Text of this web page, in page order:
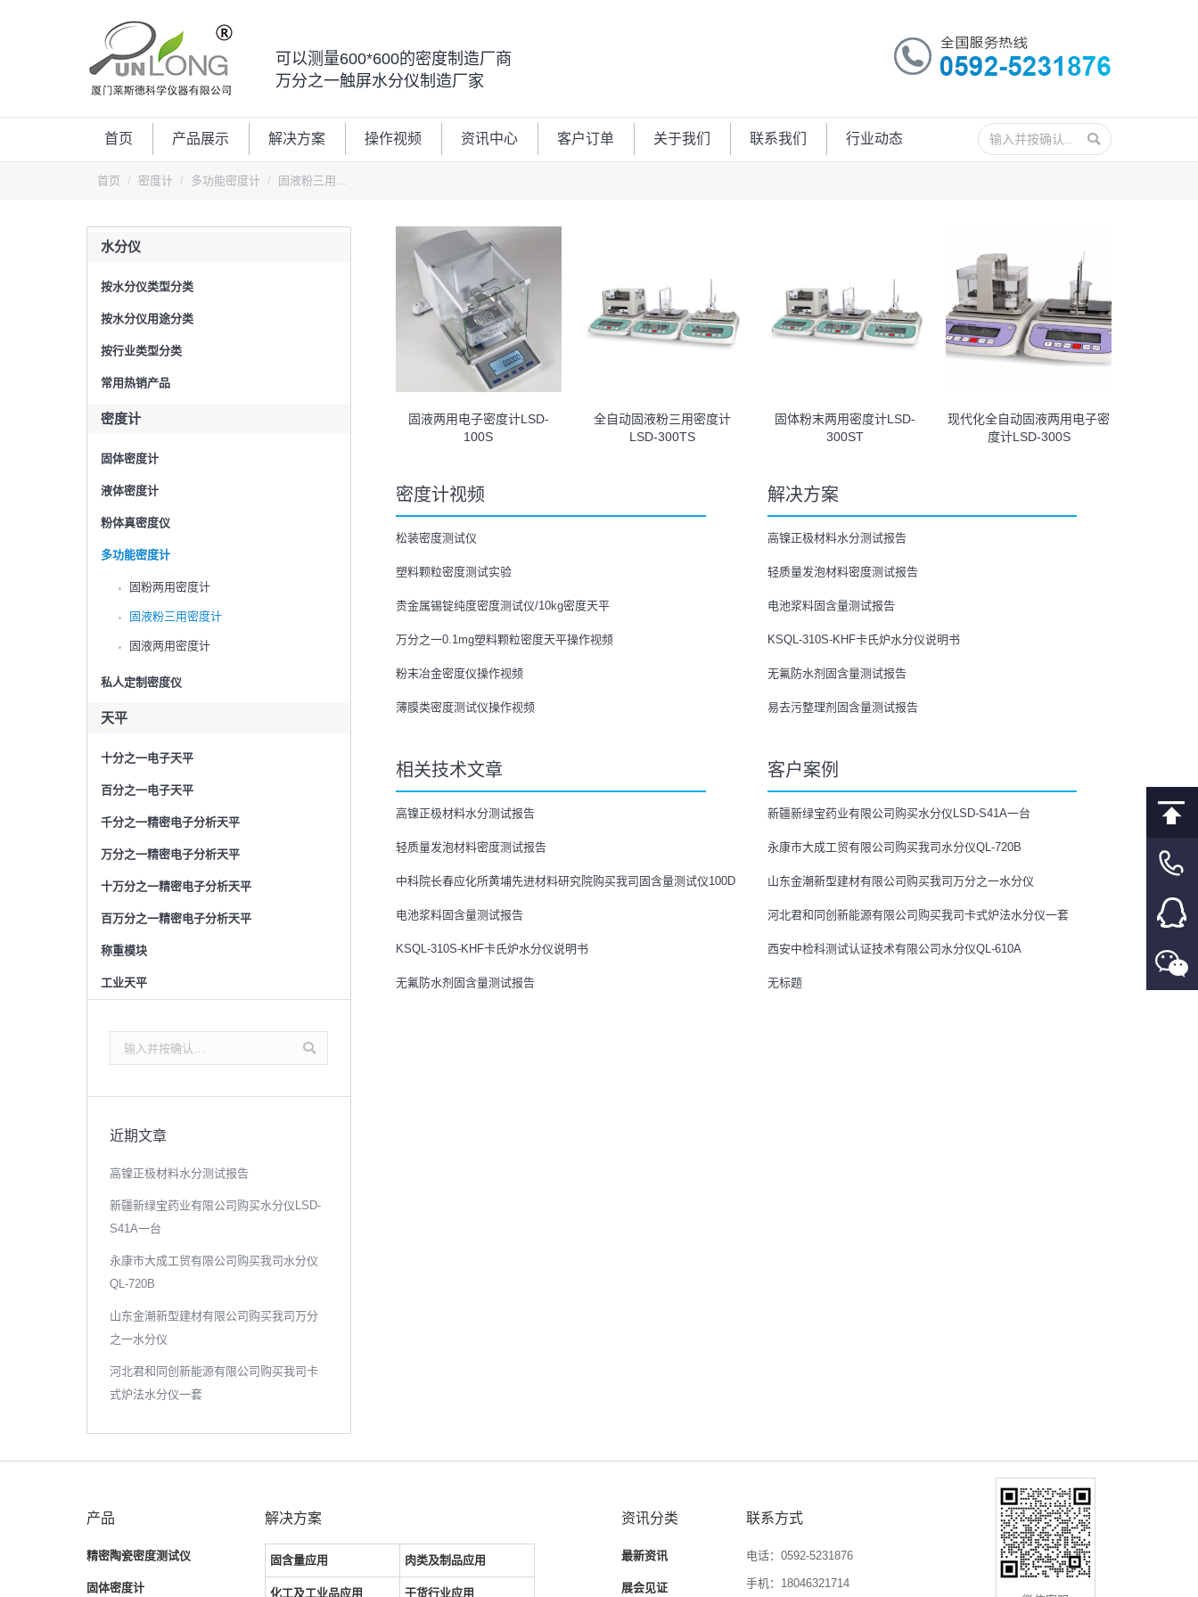
可以测量600*600的密度制造厂商
万分之一触屏水分仪制造厂家
首页 产品展示 解决方案 操作视频 资讯中心 客户订单 关于我们 联系我们 行业动态
搜
索：
您的位置：
首页 密度计 多功能密度计 固液粉三用…
固液两用电子密度计LSD-
100S
全自动固液粉三用密度计
LSD-300TS
固体粉末两用密度计LSD-
300ST
现代化全自动固液两用电子密
度计LSD-300S
密度计视频
松装密度测试仪
塑料颗粒密度测试实验
贵金属锡锭纯度密度测试仪/10kg密度天平
万分之一0.1mg塑料颗粒密度天平操作视频
粉末冶金密度仪操作视频
薄膜类密度测试仪操作视频
解决方案
高镍正极材料水分测试报告
轻质量发泡材料密度测试报告
电池浆料固含量测试报告
KSQL-310S-KHF卡氏炉水分仪说明书
无氟防水剂固含量测试报告
易去污整理剂固含量测试报告
相关技术文章
高镍正极材料水分测试报告
轻质量发泡材料密度测试报告
中科院长春应化所黄埔先进材料研究院购买我司固含量测试仪100D
电池浆料固含量测试报告
KSQL-310S-KHF卡氏炉水分仪说明书
无氟防水剂固含量测试报告
客户案例
新疆新绿宝药业有限公司购买水分仪LSD-S41A一台
永康市大成工贸有限公司购买我司水分仪QL-720B
山东金潮新型建材有限公司购买我司万分之一水分仪
河北君和同创新能源有限公司购买我司卡式炉法水分仪一套
西安中检科测试认证技术有限公司水分仪QL-610A
无标题
水分仪
按水分仪类型分类
按水分仪用途分类
按行业类型分类
常用热销产品
密度计
固体密度计
液体密度计
粉体真密度仪
多功能密度计
固粉两用密度计
固液粉三用密度计
固液两用密度计
私人定制密度仪
天平
十分之一电子天平
百分之一电子天平
千分之一精密电子分析天平
万分之一精密电子分析天平
十万分之一精密电子分析天平
百万分之一精密电子分析天平
称重模块
工业天平
索：
近期文章
高镍正极材料水分测试报告
新疆新绿宝药业有限公司购买水分仪LSD-
S41A一台
永康市大成工贸有限公司购买我司水分仪
QL-720B
山东金潮新型建材有限公司购买我司万分
之一水分仪
河北君和同创新能源有限公司购买我司卡
式炉法水分仪一套
产品
精密陶瓷密度测试仪
固体密度计
解决方案
固含量应用 肉类及制品应用
化工及工业品应用 干货行业应用
资讯分类
最新资讯
展会见证
联系方式
电话：0592-5231876
手机：18046321714